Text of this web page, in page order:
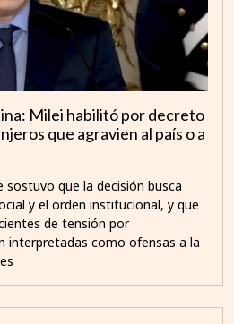
Milei habilitó por decreto
que agravien al país o a
sostuvo que la decisión busca
y el orden institucional, y que
de tensión por
interpretadas como ofensas a la